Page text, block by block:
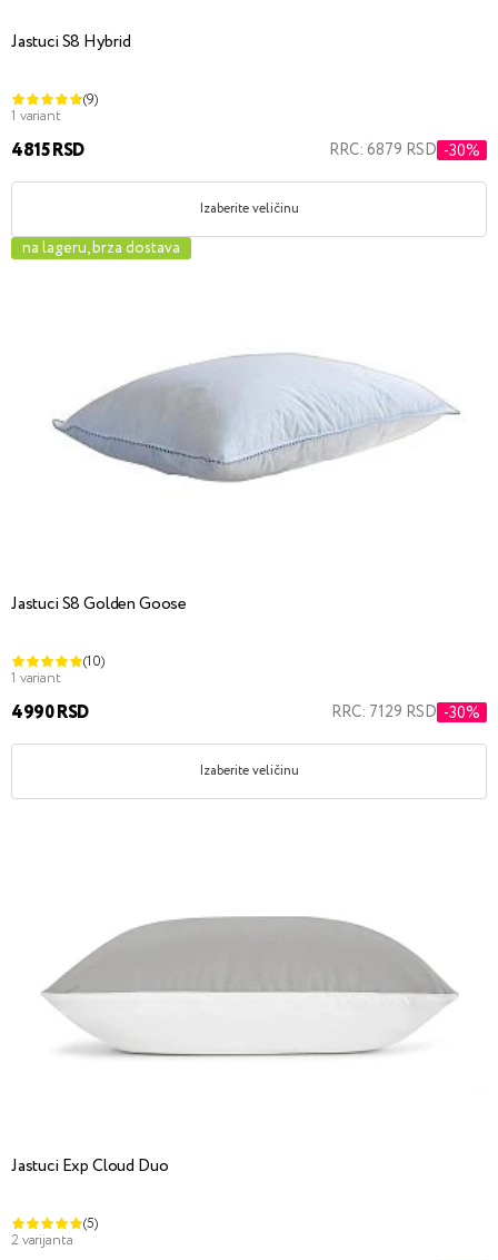
Jastuci S8 Hybrid
(9)
1 variant
4815 RSD RRC: 6879 RSD -30%
Izaberite veličinu
na lageru, brza dostava
Jastuci S8 Golden Goose
(10)
1 variant
4990 RSD RRC: 7129 RSD -30%
Izaberite veličinu
Jastuci Exp Cloud Duo
(5)
2 varijanta